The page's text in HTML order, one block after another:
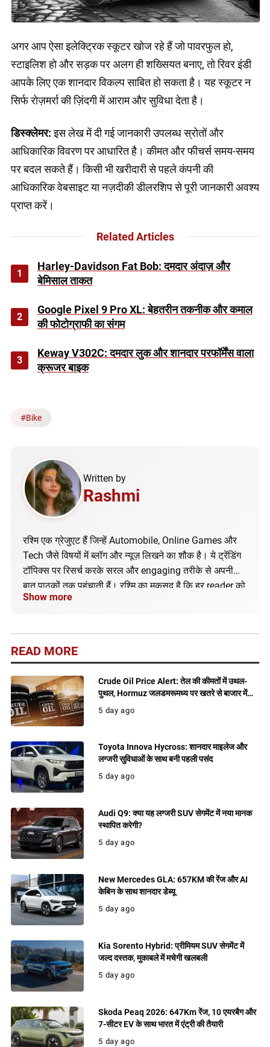
अगर आप ऐसा इलेक्ट्रिक स्कूटर खोज रहे हैं जो पावरफुल हो,
स्टाइलिश हो और सड़क पर अलग ही शख्सियत बनाए, तो रिवर इंडी
आपके लिए एक शानदार विकल्प साबित हो सकता है। यह स्कूटर न
सिर्फ रोज़मर्रा की ज़िंदगी में आराम और सुविधा देता है।
डिस्क्लेमर:इस लेख में दी गई जानकारी उपलब्ध स्रोतों और
आधिकारिक विवरण पर आधारित है। कीमत और फीचर्स समय-समय
पर बदल सकते हैं। किसी भी खरीदारी से पहले कंपनी की
आधिकारिक वेबसाइट या नज़दीकी डीलरशिप से पूरी जानकारी अवश्य
प्राप्त करें।
Related Articles
1
Harley-Davidson Fat Bob: दमदार अंदाज़ और
बेमिसाल ताकत
2
Google Pixel 9 Pro XL: बेहतरीन तकनीक और कमाल
की फोटोग्राफी का संगम
3
Keway V302C: दमदार लुक और शानदार परफॉर्मेंस वाला
क्रूजर बाइक
#Bike
Written by
Rashmi
रश्मि एक ग्रेजुएट हैं जिन्हें Automobile, Online Games और
Tech जैसे विषयों में ब्लॉग और न्यूज़ लिखने का शौक है। ये ट्रेंडिंग
टॉपिक्स पर रिसर्च करके सरल और engaging तरीके से अपनी
बात पाठकों तक पहुंचाती हैं। रश्मि का मकसद है कि हर reader को
सही और अपडेटेड जानकारी मिले।
Show more
READ MORE
Crude Oil Price Alert: तेल की कीमतों में उथल-
पुथल, Hormuz जलडमरूमध्य पर खतरे से बाजार में
बढ़ी हलचल
5 day ago
Toyota Innova Hycross: शानदार माइलेज और
लग्जरी सुविधाओं के साथ बनी पहली पसंद
5 day ago
Audi Q9: क्या यह लग्जरी SUV सेगमेंट में नया मानक
स्थापित करेगी?
5 day ago
New Mercedes GLA: 657KM की रेंज और AI
केबिन के साथ शानदार डेब्यू
5 day ago
Kia Sorento Hybrid: प्रीमियम SUV सेगमेंट में
जल्द दस्तक, मुकाबले में मचेगी खलबली
5 day ago
Skoda Peaq 2026: 647Km रेंज, 10 एयरबैग और
7-सीटर EV के साथ भारत में एंट्री की तैयारी
5 day ago